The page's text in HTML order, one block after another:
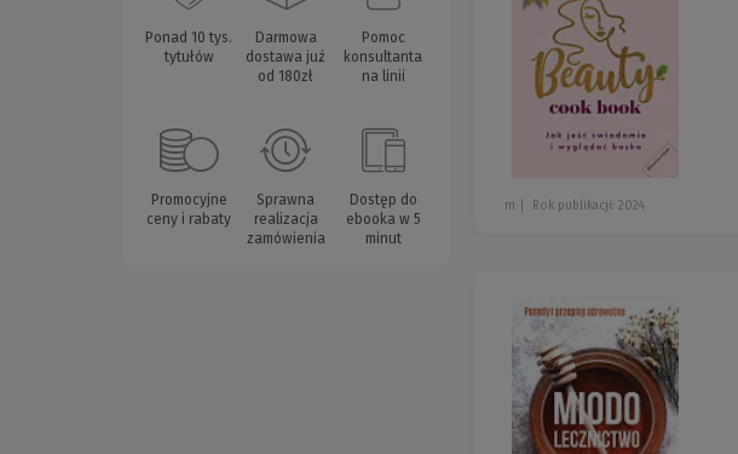
Ponad 10 tys.
tytułów
Darmowa
dostawa już
od 180zł
Pomoc
konsultanta
na linii
Promocyjne
ceny i rabaty
Sprawna
realizacja
zamówienia
Dostęp do
ebooka w 5
minut
m Rok publikacji: 2024